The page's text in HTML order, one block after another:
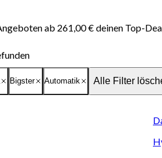
ab 261,00 € deinen Top-
Bigster Automatik Alle Filter